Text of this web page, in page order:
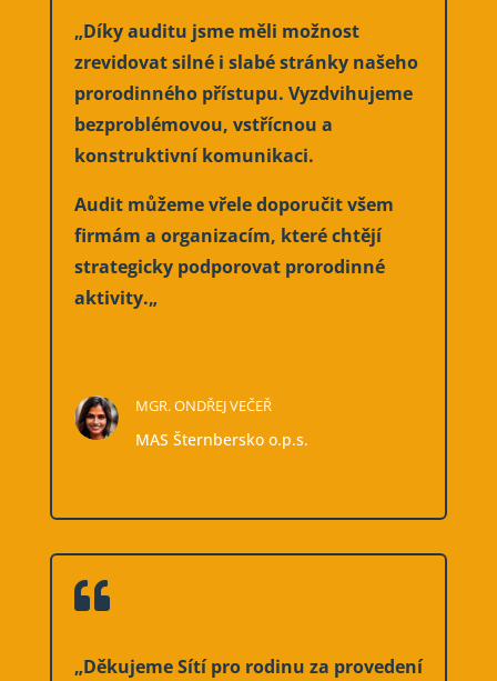
„Díky auditu jsme měli možnost
zrevidovat silné i slabé stránky našeho
prorodinného přístupu. Vyzdvihujeme
bezproblémovou, vstřícnou a
konstruktivní komunikaci.
Audit můžeme vřele doporučit všem
firmám a organizacím, které chtějí
strategicky podporovat prorodinné
aktivity.„
MGR. ONDŘEJ VEČEŘ
MAS Šternbersko o.p.s.

„Děkujeme Sítí pro rodinu za provedení